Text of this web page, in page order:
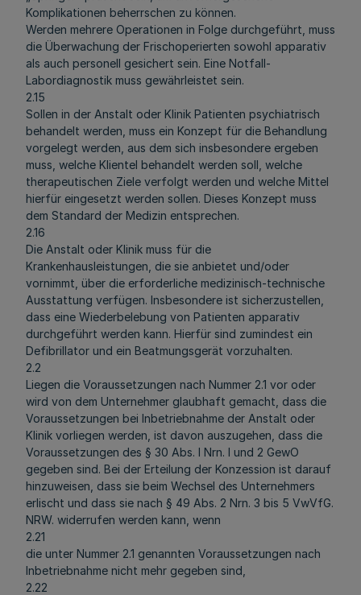
Komplikationen beherrschen zu können.
Werden mehrere Operationen in Folge durchgeführt, muss
die Überwachung der Frischoperierten sowohl apparativ
als auch personell gesichert sein. Eine Notfall-
Labordiagnostik muss gewährleistet sein.
2.15
Sollen in der Anstalt oder Klinik Patienten psychiatrisch
behandelt werden, muss ein Konzept für die Behandlung
vorgelegt werden, aus dem sich insbesondere ergeben
muss, welche Klientel behandelt werden soll, welche
therapeutischen Ziele verfolgt werden und welche Mittel
hierfür eingesetzt werden sollen. Dieses Konzept muss
dem Standard der Medizin entsprechen.
2.16
Die Anstalt oder Klinik muss für die
Krankenhausleistungen, die sie anbietet und/oder
vornimmt, über die erforderliche medizinisch-technische
Ausstattung verfügen. Insbesondere ist sicherzustellen,
dass eine Wiederbelebung von Patienten apparativ
durchgeführt werden kann. Hierfür sind zumindest ein
Defibrillator und ein Beatmungsgerät vorzuhalten.
2.2
Liegen die Voraussetzungen nach Nummer 2.1 vor oder
wird von dem Unternehmer glaubhaft gemacht, dass die
Voraussetzungen bei Inbetriebnahme der Anstalt oder
Klinik vorliegen werden, ist davon auszugehen, dass die
Voraussetzungen des § 30 Abs. l Nrn. l und 2 GewO
gegeben sind. Bei der Erteilung der Konzession ist darauf
hinzuweisen, dass sie beim Wechsel des Unternehmers
erlischt und dass sie nach § 49 Abs. 2 Nrn. 3 bis 5 VwVfG.
NRW. widerrufen werden kann, wenn
2.21
die unter Nummer 2.1 genannten Voraussetzungen nach
Inbetriebnahme nicht mehr gegeben sind,
2.22